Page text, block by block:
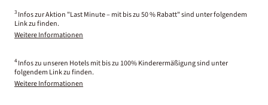
3 Infos zur Aktion "Last Minute – mit bis zu 50 % Rabatt" sind unter folgendem
Link zu finden.
Weitere Informationen
4 Infos zu unseren Hotels mit bis zu 100% Kinderermäßigung sind unter
folgendem Link zu finden.
Weitere Informationen